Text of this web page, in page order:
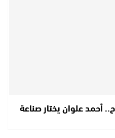
أحمد علوان يختار صناعة